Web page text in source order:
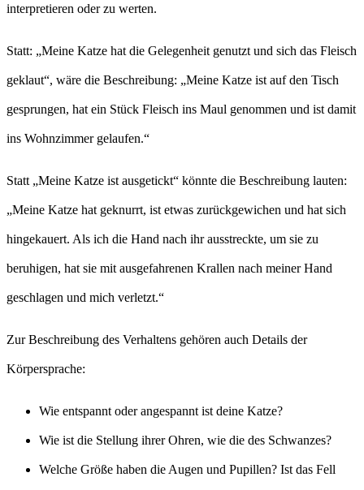
interpretieren oder zu werten.
Statt: „Meine Katze hat die Gelegenheit genutzt und sich das Fleisch
geklaut“, wäre die Beschreibung: „Meine Katze ist auf den Tisch
gesprungen, hat ein Stück Fleisch ins Maul genommen und ist damit
ins Wohnzimmer gelaufen.“
Statt „Meine Katze ist ausgetickt“ könnte die Beschreibung lauten:
„Meine Katze hat geknurrt, ist etwas zurückgewichen und hat sich
hingekauert. Als ich die Hand nach ihr ausstreckte, um sie zu
beruhigen, hat sie mit ausgefahrenen Krallen nach meiner Hand
geschlagen und mich verletzt.“
Zur Beschreibung des Verhaltens gehören auch Details der
Körpersprache:
Wie entspannt oder angespannt ist deine Katze?
Wie ist die Stellung ihrer Ohren, wie die des Schwanzes?
Welche Größe haben die Augen und Pupillen? Ist das Fell